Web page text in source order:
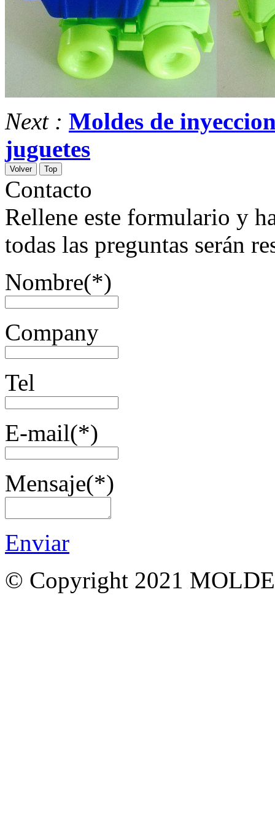
Next : Moldes de
juguetes
Volver Top
Contacto
Rellene este formulario y
todas las preguntas serán
Nombre(*)
Company
Tel
E-mail(*)
Mensaje(*)
Enviar
© Copyright 2021